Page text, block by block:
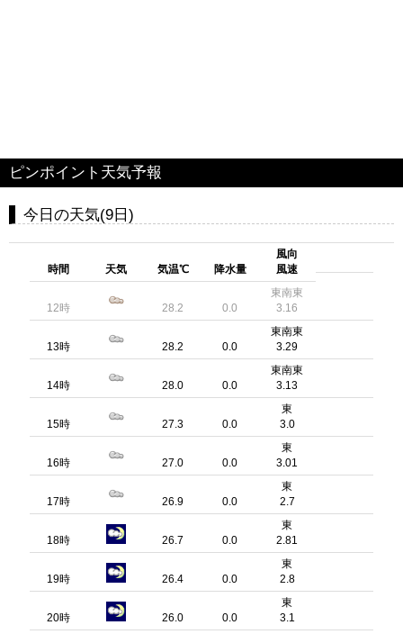
ピンポイント天気予報
今日の天気(9日)
時間 天気 気温℃ 降水量
風向
風速
12時 28.2 0.0
東南東
3.16
13時 28.2 0.0
東南東
3.29
14時 28.0 0.0
東南東
3.13
15時 27.3 0.0
東
3.0
16時 27.0 0.0
東
3.01
17時 26.9 0.0
東
2.7
18時 26.7 0.0
東
2.81
19時 26.4 0.0
東
2.8
20時 26.0 0.0
東
3.1